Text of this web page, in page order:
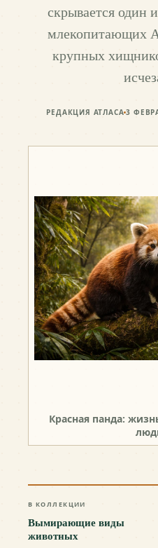
скрывается один
млекопитающих
крупных
РЕДАКЦИЯ АТЛАСА 3
Красная панда:
В КОЛЛЕКЦИИ
Вымирающие виды
животных